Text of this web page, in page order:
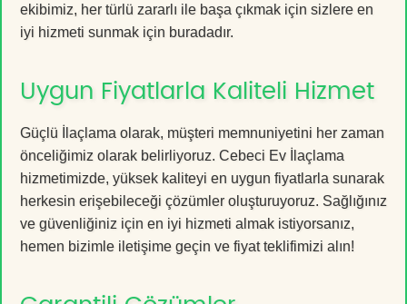
ekibimiz, her türlü zararlı ile başa çıkmak için sizlere en
iyi hizmeti sunmak için buradadır.
Uygun Fiyatlarla Kaliteli Hizmet
Güçlü İlaçlama olarak, müşteri memnuniyetini her zaman
önceliğimiz olarak belirliyoruz. Cebeci Ev İlaçlama
hizmetimizde, yüksek kaliteyi en uygun fiyatlarla sunarak
herkesin erişebileceği çözümler oluşturuyoruz. Sağlığınız
ve güvenliğiniz için en iyi hizmeti almak istiyorsanız,
hemen bizimle iletişime geçin ve fiyat teklifimizi alın!